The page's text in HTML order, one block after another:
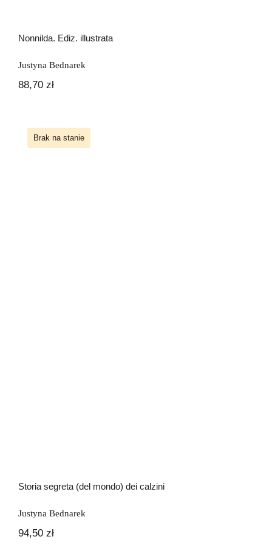
Nonnilda. Ediz. illustrata
Justyna Bednarek
88,70 zł
Brak na stanie
Storia segreta (del mondo) dei calzini
Justyna Bednarek
94,50 zł